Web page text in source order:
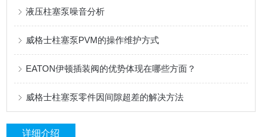
液压柱塞泵噪音分析
威格士柱塞泵PVM的操作维护方式
EATON伊顿插装阀的优势体现在哪些方面？
威格士柱塞泵零件因间隙超差的解决方法
详细介绍